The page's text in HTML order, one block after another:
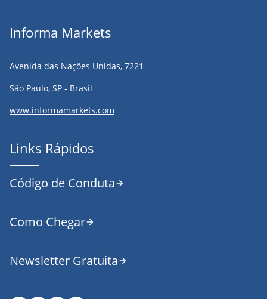
Informa Markets
Avenida das Nações Unidas, 7221
São Paulo, SP - Brasil
www.informamarkets.com
Links Rápidos
Código de Conduta
Como Chegar
Newsletter Gratuita